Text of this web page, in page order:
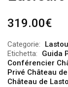
319.00€
Categorie:
Etichetta:
Guida
Conférencier
Privé Château
Château de